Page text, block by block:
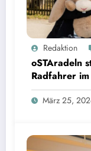
oSTAradeln startet in den
QR Code gewinnen | Bild:
Redaktion
oSTAradeln
Radfahrer
können
März 25,